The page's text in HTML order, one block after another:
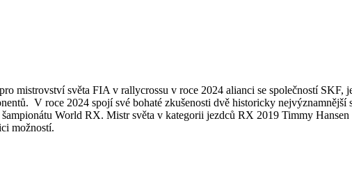
mistrovství světa FIA v rallycrossu v roce 2024 alianci se společností SKF,
V roce 2024 spojí své bohaté zkušenosti dvě historicky nejvýznamnější
World RX. Mistr světa v kategorii jezdců RX 2019 Timmy Hansen
možností.